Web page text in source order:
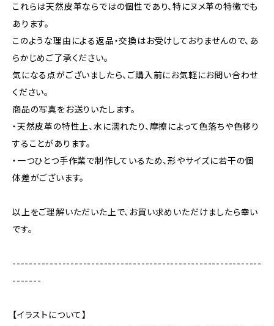
これらは天然皮革ならではの個性であり、特にヌメ革の特徴でも
あります。
このような理由による返品・交換はお受けしておりませんので、あ
らかじめご了承ください。
気になる点がございましたら、ご購入前にお気軽にお問い合わせ
ください。
商品の写真をお送りいたします。
・天然皮革の特性上、水に濡れたり、摩擦によって色落ちや色移り
することがあります。
・一つひとつ手作業で制作しているため、形やサイズに若干の個
体差がございます。
以上をご理解いただいた上で、お買い求めいただけましたら幸い
です。
------------------------------------------------------------
-------
【イラストについて】